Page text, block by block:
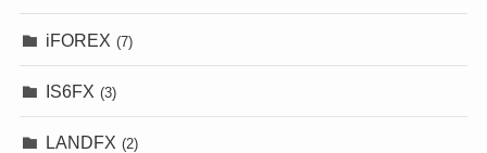
iFOREX (7)
IS6FX (3)
LANDFX (2)